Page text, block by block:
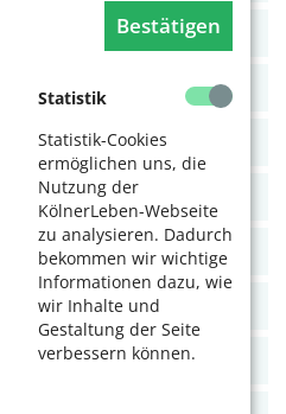
Bestätigen
Statistik
Statistik-Cookies
ermöglichen uns, die
Nutzung der
KölnerLeben-Webseite
zu analysieren. Dadurch
bekommen wir wichtige
Informationen dazu, wie
wir Inhalte und
Gestaltung der Seite
verbessern können.